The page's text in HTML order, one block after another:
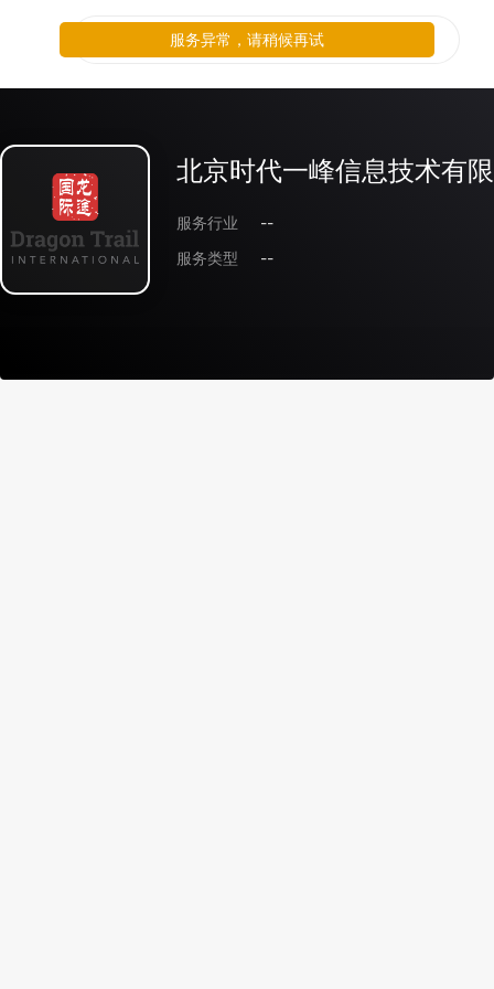
北京时代一峰信息技术有
服务行业
--
服务类型
--
服务异常，请稍候再试